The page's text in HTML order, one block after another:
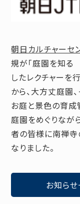
朝日カルチャーセ
規が「庭園を知る
したレクチャーを
から、大方丈庭園
お庭と景色の育成
庭園をめぐりなが
者の皆様に南禅寺
なりました。
お知ら